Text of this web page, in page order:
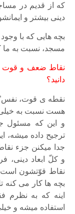
که از قدیم در
دینی بیشتر و
بچه هایی که با
مسجد، نسبت به ما
نقاط ضعف و قوت
دانید؟
نقطه ی قوت،
هست نسبت به
و این که مسئول
ترجیح داده
جدا میکنن جزء
و کلّ ابعاد دینی،
نقاط قوّتشون
بچه ها کار می کنه
اینه که به
استفاده میشه و